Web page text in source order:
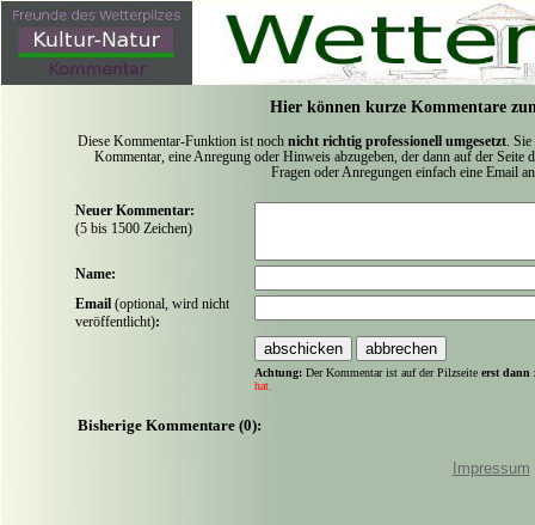
Hier können kurze Kommentare
Diese Kommentar-Funktion ist noch nicht richtig professionell umgesetzt .
Kommentar, eine Anregung oder Hinweis abzugeben, der dann auf der
Fragen oder Anregungen einfach eine Email
Neuer Kommentar:
(5 bis 1500 Zeichen)
Name:
Email (optional, wird nicht
veröffentlicht):
Achtung: Der Kommentar ist auf der Pilzseite erst dann
hat.
Bisherige Kommentare (0):
Impressum